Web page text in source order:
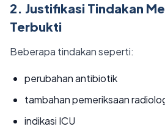
2. Justifikasi Tindakan
Terbukti
Beberapa tindakan seperti:
perubahan antibiotik
tambahan pemeriksaan
indikasi ICU